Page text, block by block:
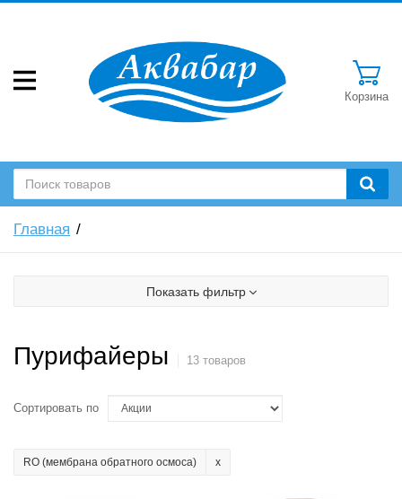
Корзина
Главная
Показать фильтр
Пурифайеры 13 товаров
Сортировать по
RO (мембрана обратного осмоса)